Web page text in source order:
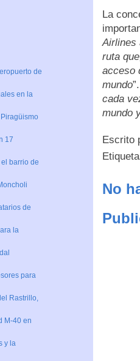
La
Airlines
ruta
acceso
mundo
cada
mundo
Escrito
No
de
en la
17
barrio de
de
la
para
Rastrillo,
M-40 en
y la